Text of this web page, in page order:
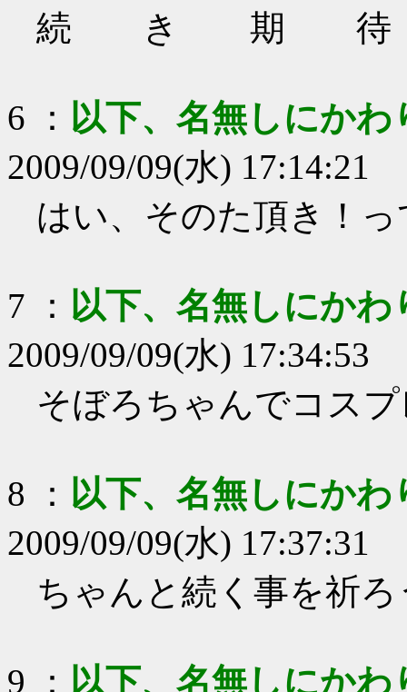
続 き 期 待
6 ： 以下、名無しにか
2009/09/09(水) 17:14:21
はい、そのた頂き！
7 ： 以下、名無しにか
2009/09/09(水) 17:34:53
そぼろちゃんでコス
8 ： 以下、名無しにか
2009/09/09(水) 17:37:31
ちゃんと続く事を祈
9 ： 以下、名無しにか